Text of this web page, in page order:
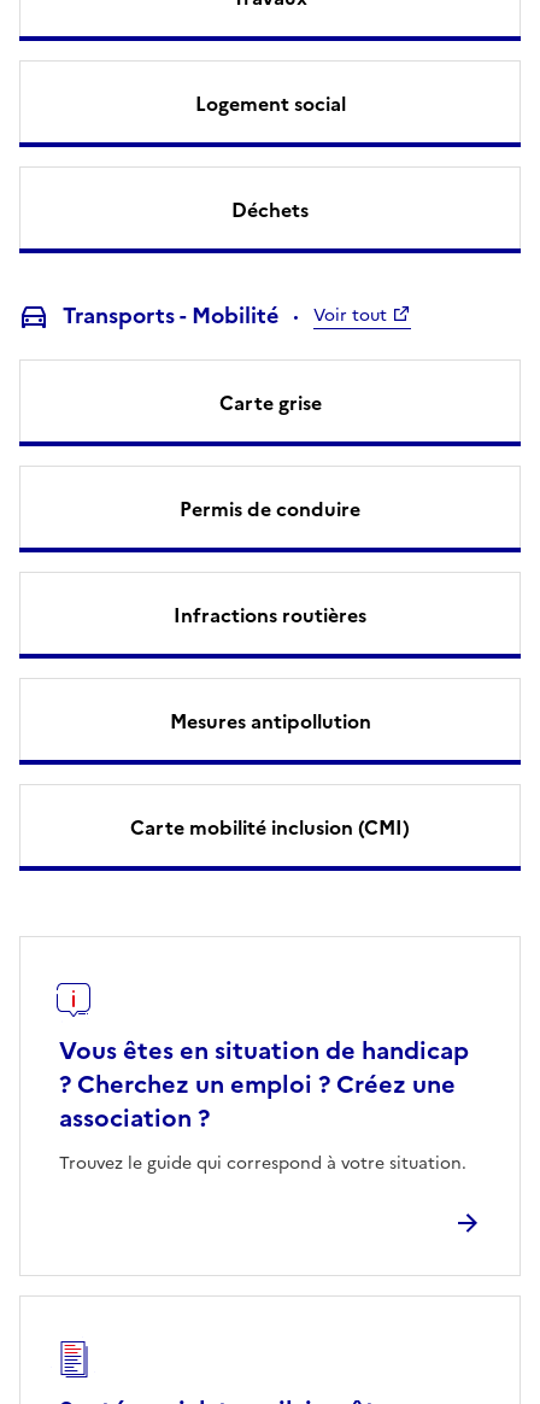
Logement social
Déchets
Transports - Mobilité Voir tout
Carte grise
Permis de conduire
Infractions routières
Mesures antipollution
Carte mobilité inclusion (CMI)
Vous êtes en situation de handicap
? Cherchez un emploi ? Créez une
association ?
Trouvez le guide qui correspond à votre situation.